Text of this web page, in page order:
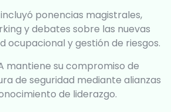
ponencias magistrales,
y debates sobre las nuevas
ocupacional y gestión de riesgos.
mantiene su compromiso de
de seguridad mediante alianzas
de liderazgo.